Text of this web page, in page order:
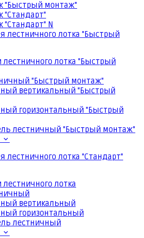
"Быстрый монтаж"
"Стандарт"
N
лестничного лотка "Быстрый
лотка "Быстрый
"Быстрый монтаж"
вертикальный "Быстрый
горизонтальный "Быстрый
лестничный "Быстрый монтаж"
лестничного лотка "Стандарт"
лотка
вертикальный
горизонтальный
лестничный